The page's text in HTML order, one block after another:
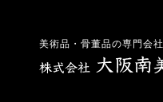
美術品・骨董品の専門会社